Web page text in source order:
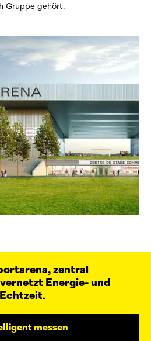
Gruppe gehört.
zentral
vernetzt Energie- und
messen